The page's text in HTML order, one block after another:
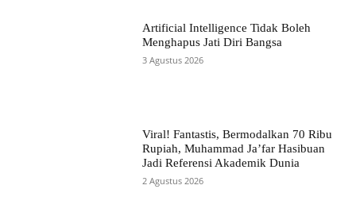
Artificial Intelligence Tidak Boleh
Menghapus Jati Diri Bangsa
3 Agustus 2026
Viral! Fantastis, Bermodalkan 70 Ribu
Rupiah, Muhammad Ja’far Hasibuan
Jadi Referensi Akademik Dunia
2 Agustus 2026